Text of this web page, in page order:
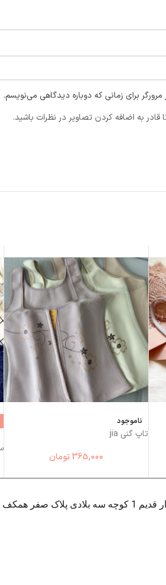
برای زمانی که دوباره دیدگاهی می‌نویسم.
به اضافه کردن تصاویر در نظرات باشید.
ناموجود
تاپ گني jia
365,000 تومان
صفر همکف